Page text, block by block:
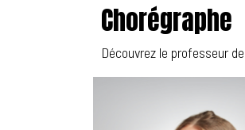
Chorégraphe
Découvrez le professeur